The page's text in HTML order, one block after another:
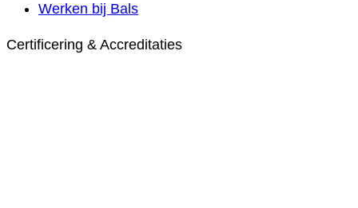
Werken bij Bals
Certificering & Accreditaties